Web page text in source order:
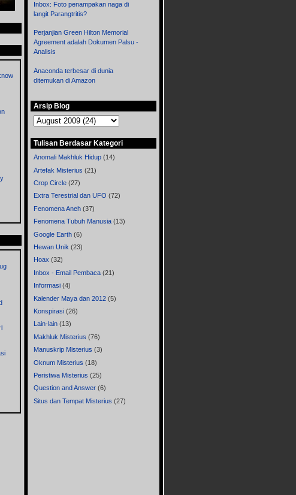
Inbox: Foto penampakan naga di
langit Parangtritis?
Perjanjian Green Hilton Memorial
Agreement adalah Dokumen Palsu -
Analisis
Anaconda terbesar di dunia
ditemukan di Amazon
Arsip Blog
Tulisan Berdasar Kategori
Anomali Makhluk Hidup (14)
Artefak Misterius (21)
Crop Circle (27)
Extra Terestrial dan UFO (72)
Fenomena Aneh (37)
Fenomena Tubuh Manusia (13)
Google Earth (6)
Hewan Unik (23)
Hoax (32)
Inbox - Email Pembaca (21)
Informasi (4)
Kalender Maya dan 2012 (5)
Konspirasi (26)
Lain-lain (13)
Makhluk Misterius (76)
Manuskrip Misterius (3)
Oknum Misterius (18)
Peristiwa Misterius (25)
Question and Answer (6)
Situs dan Tempat Misterius (27)